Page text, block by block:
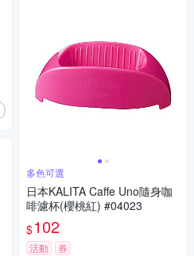
多色可選
日本KALITA Caffe Uno隨身咖
啡濾杯(櫻桃紅) #04023
$102
活動 券